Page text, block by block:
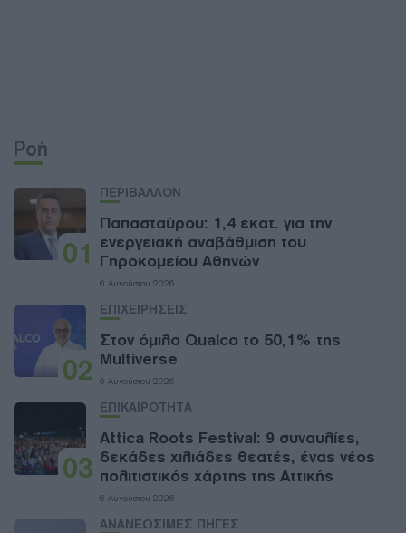
Ροή
01
ΠΕΡΙΒΑΛΛΟΝ
Παπασταύρου: 1,4 εκατ. για την
ενεργειακή αναβάθμιση του
Γηροκομείου Αθηνών
6 Αυγούστου 2026
02
ΕΠΙΧΕΙΡΗΣΕΙΣ
Στον όμιλο Qualco το 50,1% της
Multiverse
6 Αυγούστου 2026
03
ΕΠΙΚΑΙΡΟΤΗΤΑ
Attica Roots Festival: 9 συναυλίες,
δεκάδες χιλιάδες θεατές, ένας νέος
πολιτιστικός χάρτης της Αττικής
6 Αυγούστου 2026
ΑΝΑΝΕΩΣΙΜΕΣ ΠΗΓΕΣ